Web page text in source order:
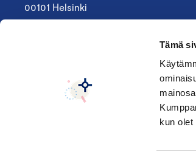
Tämä
kun olet
00101 Helsinki
keskuskauppakamari@chamber.fi
Seuraa meitä: